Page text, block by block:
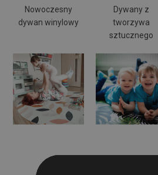
Nowoczesny
dywan winylowy
Dywany z
tworzywa
sztucznego